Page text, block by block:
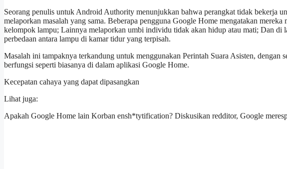
Seorang penulis untuk Android Authority menunjukkan bahwa perangkat tidak bekerja
melaporkan masalah yang sama. Beberapa pengguna Google Home mengatakan
kelompok lampu; Lainnya melaporkan umbi individu tidak akan hidup atau mati; Dan di
perbedaan antara lampu di kamar tidur yang terpisah.
Masalah ini tampaknya terkandung untuk menggunakan Perintah Suara Asisten, dengan
berfungsi seperti biasanya di dalam aplikasi Google Home.
Kecepatan cahaya yang dapat dipasangkan
Lihat juga:
Apakah Google Home lain Korban ensh*tytification? Diskusikan redditor, Google